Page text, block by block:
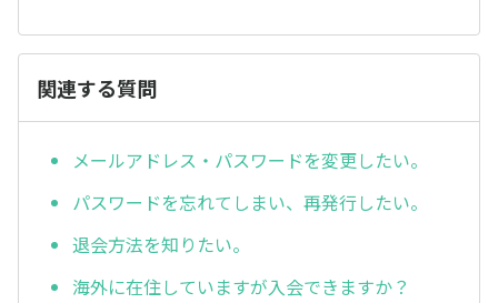
関連する質問
メールアドレス・パスワードを変更したい。
パスワードを忘れてしまい、再発行したい。
退会方法を知りたい。
海外に在住していますが入会できますか？